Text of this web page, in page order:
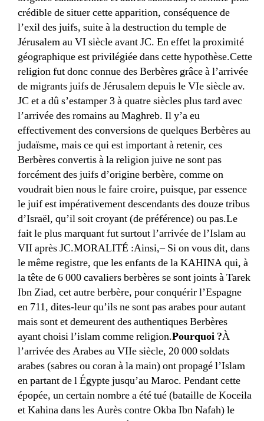
crédible de situer cette apparition, conséquence de
l’exil des juifs, suite à la destruction du temple de
Jérusalem au VI siècle avant JC. En effet la proximité
géographique est privilégiée dans cette hypothèse.Cette
religion fut donc connue des Berbères grâce à l’arrivée
de migrants juifs de Jérusalem depuis le VIe siècle av.
JC et a dû s’estamper 3 à quatre siècles plus tard avec
l’arrivée des romains au Maghreb. Il y’a eu
effectivement des conversions de quelques Berbères au
judaïsme, mais ce qui est important à retenir, ces
Berbères convertis à la religion juive ne sont pas
forcément des juifs d’origine berbère, comme on
voudrait bien nous le faire croire, puisque, par essence
le juif est impérativement descendants des douze tribus
d’Israël, qu’il soit croyant (de préférence) ou pas.Le
fait le plus marquant fut surtout l’arrivée de l’Islam au
VII après JC.MORALITÉ :Ainsi,– Si on vous dit, dans
le même registre, que les enfants de la KAHINA qui, à
la tête de 6 000 cavaliers berbères se sont joints à Tarek
Ibn Ziad, cet autre berbère, pour conquérir l’Espagne
en 711, dites-leur qu’ils ne sont pas arabes pour autant
mais sont et demeurent des authentiques Berbères
ayant choisi l’islam comme religion.Pourquoi ?À
l’arrivée des Arabes au VIIe siècle, 20 000 soldats
arabes (sabres ou coran à la main) ont propagé l’Islam
en partant de l Égypte jusqu’au Maroc. Pendant cette
épopée, un certain nombre a été tué (bataille de Koceila
et Kahina dans les Aurès contre Okba Ibn Nafah) le